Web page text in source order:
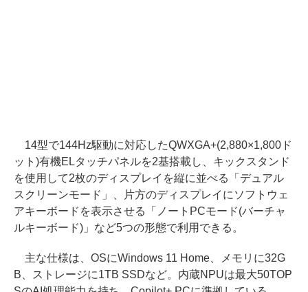
14型で144Hz駆動に対応したQWXGA+(2,880×1,800ド
ット)有機ELタッチパネルを2基搭載し、キックスタンド
を使用して2枚のディスプレイを縦に並べる「デュアル
スクリーンモード」、片方のディスプレイにソフトウェ
アキーボードを表示させる「ノートPCモード(バーチャ
ルキーボード)」など5つの形態で利用できる。
主な仕様は、OSにWindows 11 Home、メモリに32G
B、ストレージに1TB SSDなど。内蔵NPUは最大50TOP